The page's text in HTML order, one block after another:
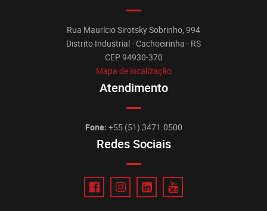
Rua Maurício Sirotsky Sobrinho, 994
Distrito Industrial - Cachoeirinha - RS
CEP 94930-370
Mapa de localização
Atendimento
Fone: +55 (51) 3471.0500
Redes Sociais